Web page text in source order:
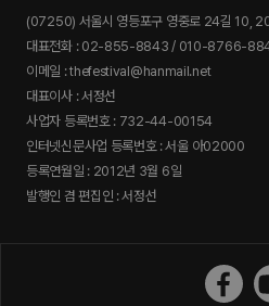
(07250) 서울시 영등포구 영중로 24길 10,
대표전화 : 02-855-8843 / 010-8766-
이메일 : thefestival@hanmail.net
대표이사 : 서정선
사업자 등록번호 : 732-44-00154
인터넷신문사업 등록번호 : 서울 아02000
등록연월일 : 2012년 3월 6일
발행인 겸 편집인 : 서정선
더페